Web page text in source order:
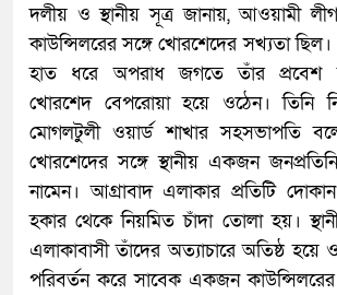
দলীয় ও স্থানীয় সূত্র জানায়, আওয়ামী
কাউন্সিলরের সঙ্গে খোরশেদের সখ্যতা
হাত ধরে অপরাধ জগতে তাঁর প্রবেশ
খোরশেদ বেপরোয়া হয়ে ওঠেন। তিনি
মোগলটুলী ওয়ার্ড শাখার সহসভাপতি
খোরশেদের সঙ্গে স্থানীয় একজন
নামেন। আগ্রাবাদ এলাকার প্রতিটি
হকার থেকে নিয়মিত চাঁদা তোলা হয়।
এলাকাবাসী তাঁদের অত্যাচারে অতিষ্ঠ হয়ে
পরিবর্তন করে সাবেক একজন কাউন্সিলরের